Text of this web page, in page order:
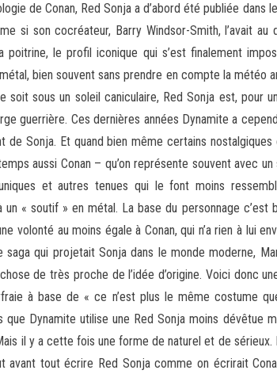
de Conan, Red Sonja a d’abord été publiée dans
si son cocréateur, Barry Windsor-Smith, l’avait au
le profil iconique qui s’est finalement
bien souvent sans prendre en compte la météo
soit sous un soleil caniculaire, Red Sonja est, pour
guerrière. Ces dernières années Dynamite a
de Sonja. Et quand bien même certains nostalgiques
aussi Conan – qu’on représente souvent avec
et autres tenues qui le font moins
« soutif » en métal. La base du personnage c’est
volonté au moins égale à Conan, qui n’a rien à lui
saga qui projetait Sonja dans le monde moderne,
de très proche de l’idée d’origine. Voici donc
à base de « ce n’est plus le même costume
que Dynamite utilise une Red Sonja moins dévêtue
il y a cette fois une forme de naturel et de sérieux.
avant tout écrire Red Sonja comme on écrirait